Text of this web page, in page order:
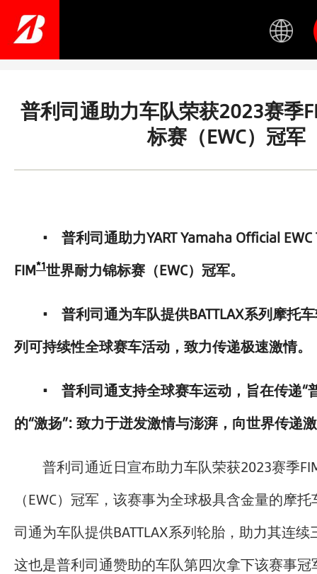
content
普利司通助力车队荣获2023赛季
标赛（EWC）冠军
• 普利司通助力YART Yamaha Official
FIM*1世界耐力锦标赛（EWC）冠军。
• 普利司通为车队提供BATTLAX系列摩托
列可持续性全球赛车活动，致力传递极速激情。
• 普利司通支持全球赛车运动，旨在传递“
的“激扬”: 致力于迸发激情与澎湃，向世界传递
普利司通近日宣布助力车队荣获2023赛季
（EWC）冠军，该赛事为全球极具含金量的摩
司通为车队提供BATTLAX系列轮胎，助力其连续
这也是普利司通赞助的车队第四次拿下该赛事冠